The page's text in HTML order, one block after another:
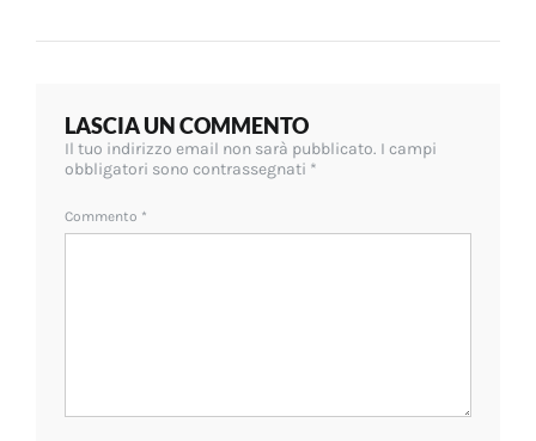
LASCIA UN COMMENTO
Il tuo indirizzo email non sarà pubblicato. I campi
obbligatori sono contrassegnati *
Commento *